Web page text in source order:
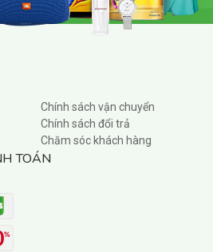
Chính sách vận chuyển
Chính sách đổi trả
Chăm sóc khách hàng
TOÁN